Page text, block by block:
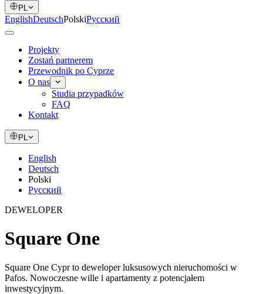
PL
EnglishDeutschPolskiРусский
Projekty
Zostań partnerem
Przewodnik po Cyprze
O nas
Studia przypadków
FAQ
Kontakt
PL
English
Deutsch
Polski
Русский
DEWELOPER
Square One
Square One Cypr to deweloper luksusowych nieruchomości w
Pafos. Nowoczesne wille i apartamenty z potencjałem
inwestycyjnym.